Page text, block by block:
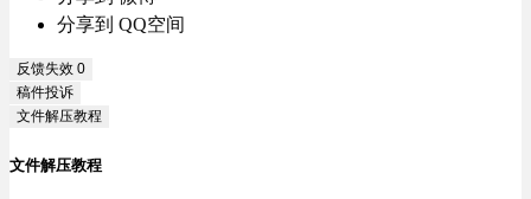
分享到 QQ空间
反馈失效 0
稿件投诉
文件解压教程
文件解压教程